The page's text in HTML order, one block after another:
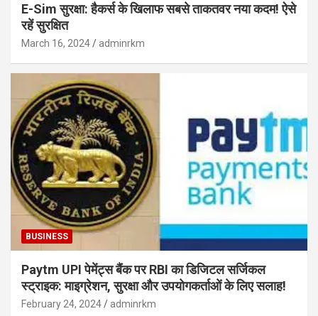
E-Sim सुरक्षा: हैकर्स के खिलाफ सबसे ताकतवर नया कदम! ऐसे
रहें सुरक्षित
March 16, 2024 adminrkm
BUSINESS
Paytm UPI पेमेंट्स बैंक पर RBI का डिजिटल सर्जिकल
स्ट्राइक: माइग्रेशन, सुरक्षा और उपयोगकर्ताओं के लिए सलाह!
February 24, 2024 adminrkm